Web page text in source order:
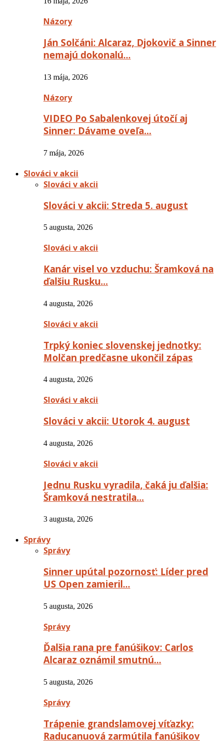
Názory
Ján Solčáni: Alcaraz, Djokovič a Sinner
nemajú dokonalú…
13 mája, 2026
Názory
VIDEO Po Sabalenkovej útočí aj
Sinner: Dávame oveľa…
7 mája, 2026
Slováci v akcii
Slováci v akcii
Slováci v akcii: Streda 5. august
5 augusta, 2026
Slováci v akcii
Kanár visel vo vzduchu: Šramková na
ďalšiu Rusku…
4 augusta, 2026
Slováci v akcii
Trpký koniec slovenskej jednotky:
Molčan predčasne ukončil zápas
4 augusta, 2026
Slováci v akcii
Slováci v akcii: Utorok 4. august
4 augusta, 2026
Slováci v akcii
Jednu Rusku vyradila, čaká ju ďalšia:
Šramková nestratila…
3 augusta, 2026
Správy
Správy
Sinner upútal pozornosť: Líder pred
US Open zamieril…
5 augusta, 2026
Správy
Ďalšia rana pre fanúšikov: Carlos
Alcaraz oznámil smutnú…
5 augusta, 2026
Správy
Trápenie grandslamovej víťazky:
Raducanuová zarmútila fanúšikov